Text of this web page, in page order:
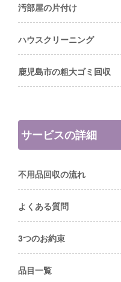
汚部屋の片付け
ハウスクリーニング
鹿児島市の粗大ゴミ回収
サービスの詳細
不用品回収の流れ
よくある質問
3つのお約束
品目一覧